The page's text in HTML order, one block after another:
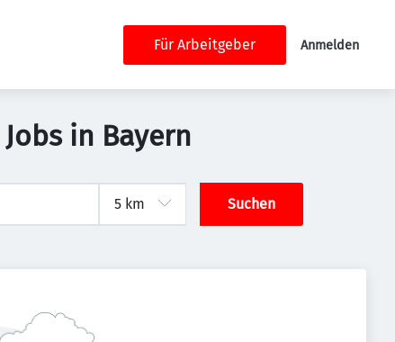
Für Arbeitgeber Anmelden
in Bayern
Suchen